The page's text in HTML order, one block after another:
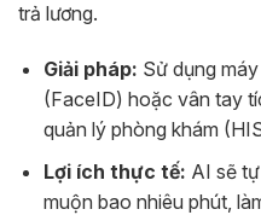
trả lương.
Giải pháp: Sử dụng
(FaceID) hoặc vân tay
quản lý phòng khám
Lợi ích thực tế: AI sẽ
muộn bao nhiêu phút,